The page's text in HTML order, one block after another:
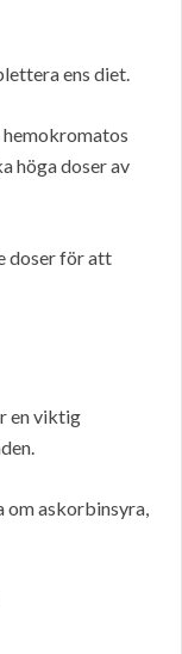
ens diet.
hemokromatos
höga doser av
doser för att
en viktig
om askorbinsyra,